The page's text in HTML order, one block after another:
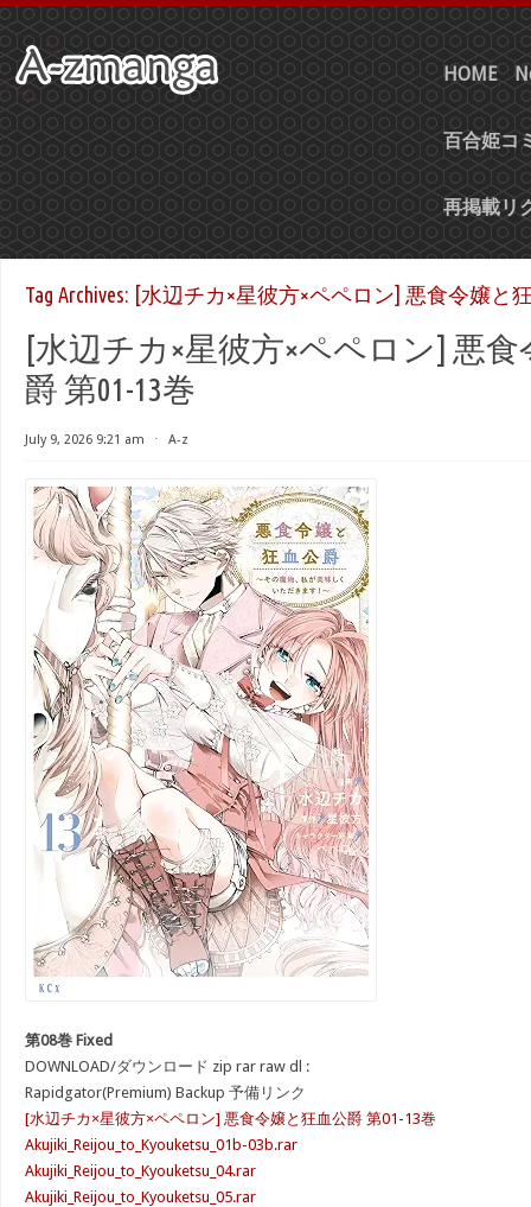
HOME
百合姫コ
再掲載リ
Tag Archives: [水辺チカ×星彼方×ペペロン] 悪食令嬢と
[水辺チカ×星彼方×ペペロン] 悪
爵 第01-13巻
July 9, 2026 9:21 am ⋅ A-z
第08巻 Fixed
DOWNLOAD/ダウンロード zip rar raw dl :
Rapidgator(Premium) Backup 予備リンク
[水辺チカ×星彼方×ペペロン] 悪食令嬢と狂血公爵 第01-13巻
Akujiki_Reijou_to_Kyouketsu_01b-03b.rar
Akujiki_Reijou_to_Kyouketsu_04.rar
Akujiki_Reijou_to_Kyouketsu_05.rar